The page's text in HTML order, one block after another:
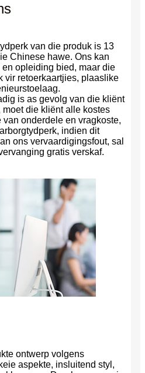
van die produk is 13
Chinese hawe. Ons kan
opleiding bied, maar die
vir retoerkaartjies, plaaslike
is as gevolg van die kliënt
die kliënt alle kostes
onderdele en vragkoste,
indien dit
ons vervaardigingsfout, sal
gratis verskaf.
ontwerp volgens
aspekte, insluitend styl,